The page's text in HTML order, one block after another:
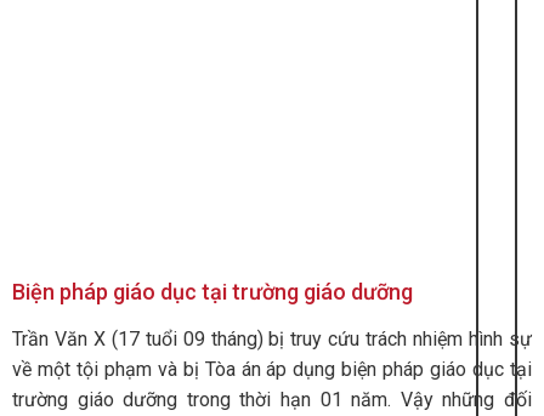
Biện pháp giáo dục tại trường giáo dưỡng
Trần Văn X (17 tuổi 09 tháng) bị truy cứu trách nhiệm hình sự
về một tội phạm và bị Tòa án áp dụng biện pháp giáo dục tại
trường giáo dưỡng trong thời hạn 01 năm. Vậy những đối